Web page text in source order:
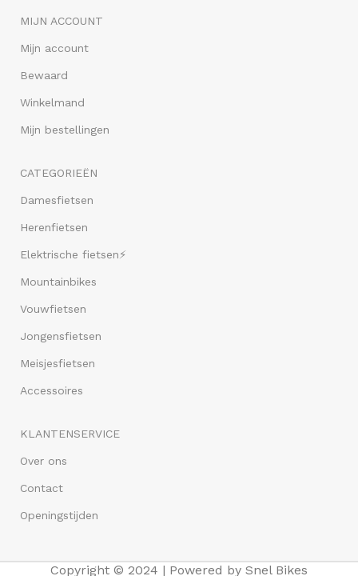
MIJN ACCOUNT
Mijn account
Bewaard
Winkelmand
Mijn bestellingen
CATEGORIEËN
Damesfietsen
Herenfietsen
Elektrische fietsen⚡
Mountainbikes
Vouwfietsen
Jongensfietsen
Meisjesfietsen
Accessoires
KLANTENSERVICE
Over ons
Contact
Openingstijden
Copyright © 2024 | Powered by Snel Bikes